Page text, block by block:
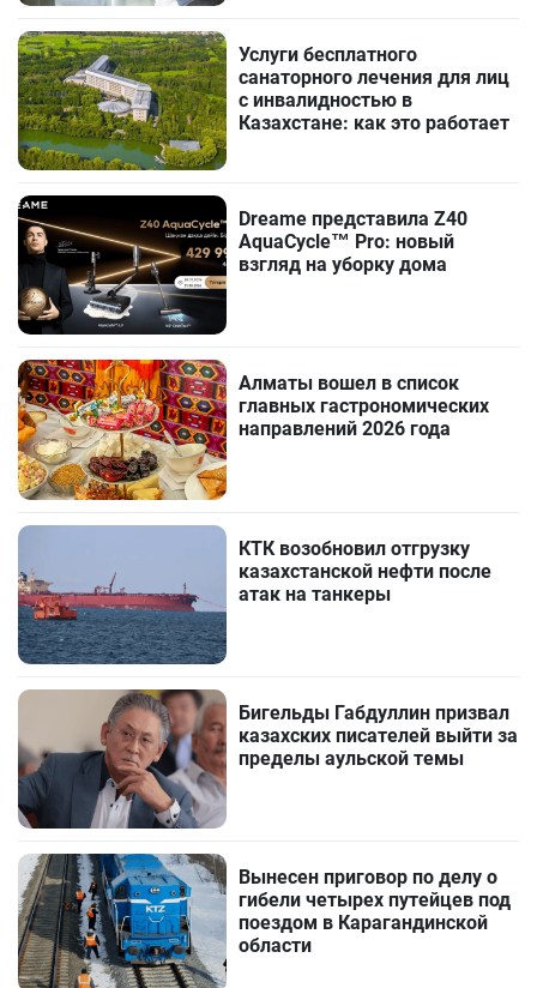
Услуги бесплатного
санаторного лечения для лиц
с инвалидностью в
Казахстане: как это работает
Dreame представила Z40
AquaCycle™ Pro: новый
взгляд на уборку дома
Алматы вошел в список
главных гастрономических
направлений 2026 года
КТК возобновил отгрузку
казахстанской нефти после
атак на танкеры
Бигельды Габдуллин призвал
казахских писателей выйти за
пределы аульской темы
Вынесен приговор по делу о
гибели четырех путейцев под
поездом в Карагандинской
области